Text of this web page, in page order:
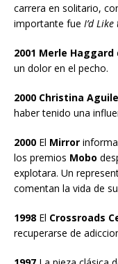
carrera en solitario,
importante fue I’d
2001 Merle Haggard
un dolor en el pecho.
2000 Christina
haber tenido una
2000 El Mirror
los premios Mobo
explotara. Un
comentan la vida de
1998 El Crossroads
recuperarse de